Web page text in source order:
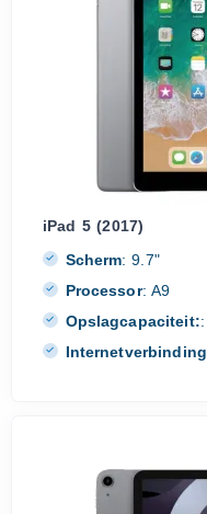
iPad 5 (2017)
Scherm: 9.7"
Processor: A9
Opslagcapaciteit::
Internetverbinding